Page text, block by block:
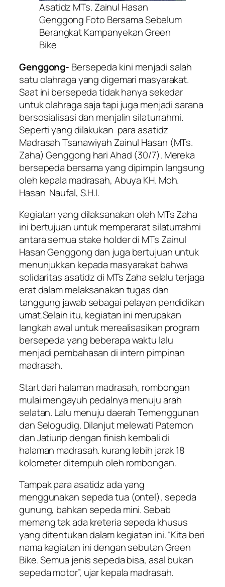
Asatidz MTs. Zainul Hasan
Genggong Foto Bersama Sebelum
Berangkat Kampanyekan Green
Bike
Genggong- Bersepeda kini menjadi salah
satu olahraga yang digemari masyarakat.
Saat ini bersepeda tidak hanya sekedar
untuk olahraga saja tapi juga menjadi sarana
bersosialisasi dan menjalin silaturrahmi.
Seperti yang dilakukan para asatidz
Madrasah Tsanawiyah Zainul Hasan (MTs.
Zaha) Genggong hari Ahad (30/7). Mereka
bersepeda bersama yang dipimpin langsung
oleh kepala madrasah, Abuya KH. Moh.
Hasan Naufal, S.H.I.
Kegiatan yang dilaksanakan oleh MTs Zaha
ini bertujuan untuk memperarat silaturrahmi
antara semua stake holder di MTs Zainul
Hasan Genggong dan juga bertujuan untuk
menunjukkan kepada masyarakat bahwa
solidaritas asatidz di MTs Zaha selalu terjaga
erat dalam melaksanakan tugas dan
tanggung jawab sebagai pelayan pendidikan
umat.Selain itu, kegiatan ini merupakan
langkah awal untuk merealisasikan program
bersepeda yang beberapa waktu lalu
menjadi pembahasan di intern pimpinan
madrasah.
Start dari halaman madrasah, rombongan
mulai mengayuh pedalnya menuju arah
selatan. Lalu menuju daerah Temenggunan
dan Selogudig. Dilanjut melewati Patemon
dan Jatiurip dengan finish kembali di
halaman madrasah. kurang lebih jarak 18
kolometer ditempuh oleh rombongan.
Tampak para asatidz ada yang
menggunakan sepeda tua (ontel), sepeda
gunung, bahkan sepeda mini. Sebab
memang tak ada kreteria sepeda khusus
yang ditentukan dalam kegiatan ini. “Kita beri
nama kegiatan ini dengan sebutan Green
Bike. Semua jenis sepeda bisa, asal bukan
sepeda motor”, ujar kepala madrasah.